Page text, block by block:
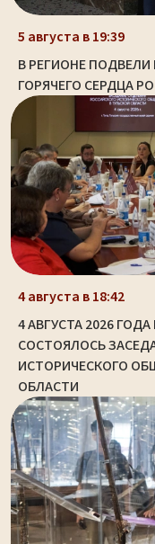
5 августа в 19:39
В РЕГИОНЕ
ГОРЯЧЕГО СЕРДЦА
4 августа в 18:42
4 АВГУСТА 2026
СОСТОЯЛОСЬ
ИСТОРИЧЕСКОГО
ОБЛАСТИ